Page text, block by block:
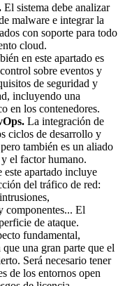
El sistema debe analizar
malware e integrar la
con soporte para todo
cloud.
en este apartado es
sobre eventos y
de seguridad y
incluyendo una
en los contenedores.
La integración de
ciclos de desarrollo y
también es un aliado
el factor humano.
este apartado incluye
del tráfico de red:
componentes... El
de ataque.
fundamental,
una gran parte que el
Será necesario tener
de los entornos open